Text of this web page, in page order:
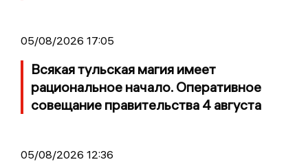
05/08/2026 17:05
Всякая тульская магия имеет
рациональное начало. Оперативное
совещание правительства 4 августа
05/08/2026 12:36